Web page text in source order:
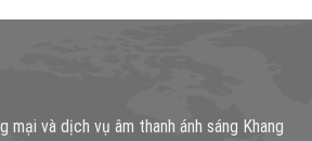
mại và dịch vụ âm thanh ánh sáng Khang